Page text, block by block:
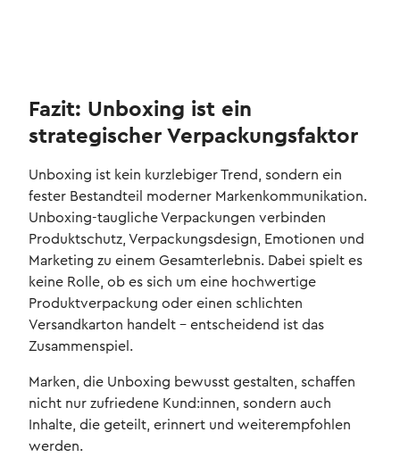
Fazit: Unboxing ist ein
strategischer Verpackungsfaktor
Unboxing ist kein kurzlebiger Trend, sondern ein
fester Bestandteil moderner Markenkommunikation.
Unboxing-taugliche Verpackungen verbinden
Produktschutz, Verpackungsdesign, Emotionen und
Marketing zu einem Gesamterlebnis. Dabei spielt es
keine Rolle, ob es sich um eine hochwertige
Produktverpackung oder einen schlichten
Versandkarton handelt – entscheidend ist das
Zusammenspiel.
Marken, die Unboxing bewusst gestalten, schaffen
nicht nur zufriedene Kund:innen, sondern auch
Inhalte, die geteilt, erinnert und weiterempfohlen
werden.